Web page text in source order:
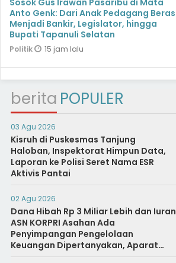
Anto Genk: Dari Anak Pedagang Beras
Menjadi Bankir, Legislator, hingga
Bupati Tapanuli Selatan
Politik 15 jam lalu
berita POPULER
03 Agu 2026
Kisruh di Puskesmas Tanjung
Haloban, Inspektorat Himpun Data,
Laporan ke Polisi Seret Nama ESR
Aktivis Pantai
02 Agu 2026
Dana Hibah Rp 3 Miliar Lebih dan Iuran
ASN KORPRI Asahan Ada
Penyimpangan Pengelolaan
Keuangan Dipertanyakan, Aparat
Diminta Segera Usut